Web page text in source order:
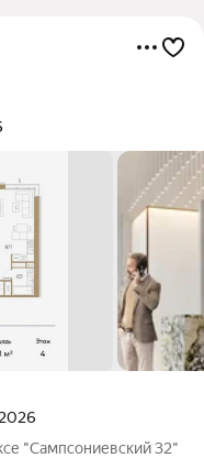
"Сампсониевский 32"